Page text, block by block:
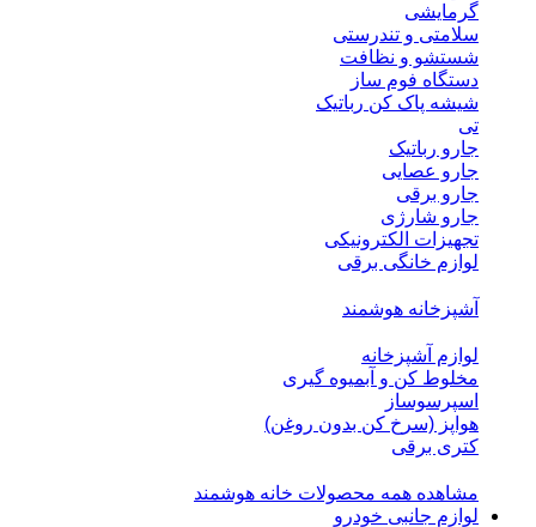
گرمایشی
سلامتی و تندرستی
شستشو و نظافت
دستگاه فوم ساز
شیشه پاک کن رباتیک
تی
جارو رباتیک
جارو عصایی
جارو برقی
جارو شارژی
تجهیزات الکترونیکی
لوازم خانگی برقی
آشپزخانه هوشمند
لوازم آشپزخانه
مخلوط کن و آبمیوه گیری
اسپرسوساز
هواپز (سرخ کن بدون روغن)
کتری برقی
مشاهده همه محصولات خانه هوشمند
لوازم جانبی خودرو